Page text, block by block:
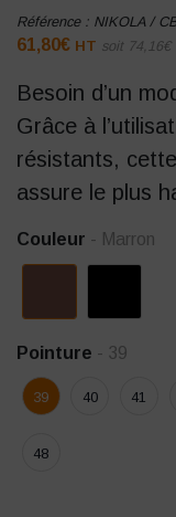
Référence : NIKOLA /
61,80€ HT soit 74,16€
Besoin d’un
Grâce à
résistants,
assure le plus
Couleur - Marron
Pointure - 39
39 40 41
48